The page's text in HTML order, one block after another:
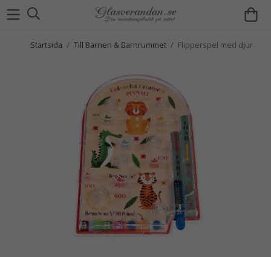
Startsida / Till Barnen & Barnrummet / Flipperspel med djur